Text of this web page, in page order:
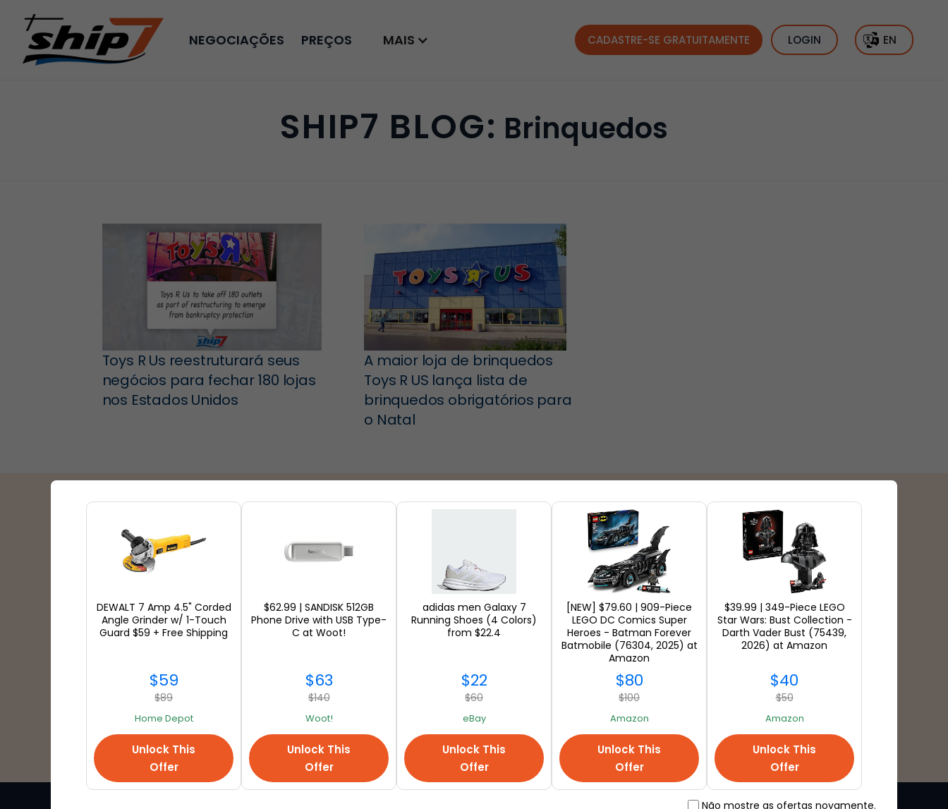
NEGOCIAÇÕES PREÇOS MAIS CADASTRE-SE GRATUITAMENTE LOGIN EN
SHIP7 BLOG: Brinquedos
Toys R Us reestruturará seus
negócios para fechar 180 lojas
nos Estados Unidos
A maior loja de brinquedos
Toys R US lança lista de
brinquedos obrigatórios para
o Natal
Parceiros de embarque Lojas Tipos de pagamento
VER TUDO
DEWALT 7 Amp 4.5" Corded
Angle Grinder w/ 1-Touch
Guard $59 + Free Shipping
$59
$89
Home Depot
Unlock This
Offer
$62.99 | SANDISK 512GB
Phone Drive with USB Type-
C at Woot!
$63
$140
Woot!
Unlock This
Offer
adidas men Galaxy 7
Running Shoes (4 Colors)
from $22.4
$22
$60
eBay
Unlock This
Offer
[NEW] $79.60 | 909-Piece
LEGO DC Comics Super
Heroes - Batman Forever
Batmobile (76304, 2025) at
Amazon
$80
$100
Amazon
Unlock This
Offer
$39.99 | 349-Piece LEGO
Star Wars: Bust Collection -
Darth Vader Bust (75439,
2026) at Amazon
$40
$50
Amazon
Unlock This
Offer
Não mostre as ofertas novamente.